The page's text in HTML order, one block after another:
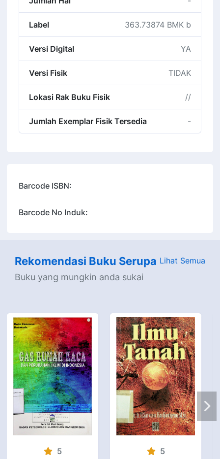
Label 363.73874 BMK b
Versi Digital YA
Versi Fisik TIDAK
Lokasi Rak Buku Fisik //
Jumlah Exemplar Fisik Tersedia -
Barcode ISBN:
Barcode No Induk:
Rekomendasi Buku Serupa
Buku yang mungkin anda sukai
Lihat Semua
5
5